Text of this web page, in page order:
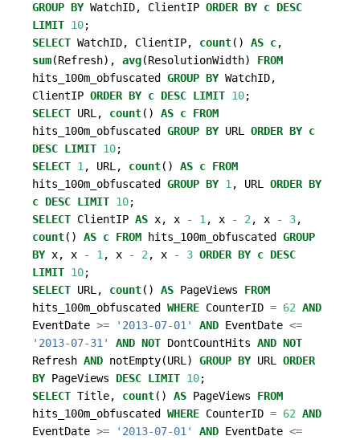
GROUP BY WatchID, ClientIP ORDER BY c DESC
LIMIT 10;
SELECT WatchID, ClientIP, count() AS c,
sum(Refresh), avg(ResolutionWidth)
FROM
hits_100m_obfuscated
GROUP BY WatchID,
ClientIP ORDER BY c DESC LIMIT 10;
SELECT URL, count() AS c FROM
hits_100m_obfuscated
GROUP BY URL ORDER BY c
DESC LIMIT 10;
SELECT 1, URL, count() AS c FROM
hits_100m_obfuscated
GROUP BY 1, URL ORDER BY
c DESC LIMIT 10;
SELECT ClientIP AS x, x - 1, x - 2, x - 3,
count() AS c FROM hits_100m_obfuscated
GROUP
BY x, x - 1, x - 2, x - 3 ORDER BY c DESC
LIMIT 10;
SELECT URL, count() AS PageViews
FROM
hits_100m_obfuscated
WHERE CounterID = 62 AND
EventDate >= '2013-07-01' AND EventDate <=
'2013-07-31'
AND NOT DontCountHits AND NOT
Refresh AND notEmpty(URL) GROUP BY URL ORDER
BY PageViews DESC LIMIT 10;
SELECT Title, count() AS PageViews
FROM
hits_100m_obfuscated
WHERE CounterID = 62 AND
EventDate >= '2013-07-01' AND EventDate <=